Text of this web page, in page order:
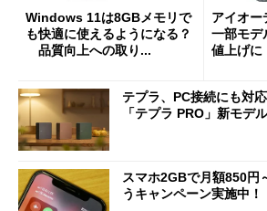
Windows 11は8GBメモリで
も快適に使えるようになる？
品質向上への取り...
アイオー
一部モデ
値上げに
テプラ、PC接続にも対
「テプラ PRO」新モデル
スマホ2GBで月額850円
うキャンペーン実施中！